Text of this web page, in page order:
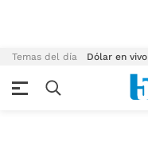
Temas del día Dólar en vivo